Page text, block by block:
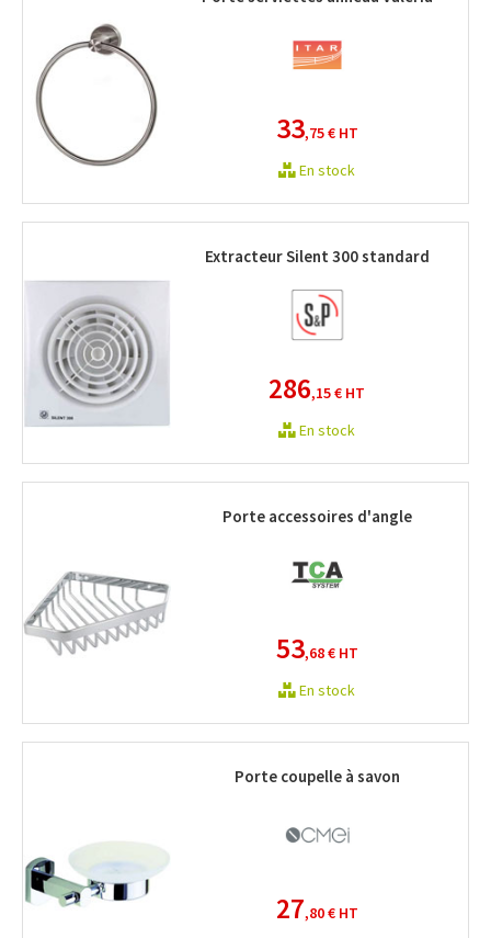
33,75 €HT
En stock
Extracteur Silent 300 standard
286,15 € HT
En stock
Porte accessoires d'angle
53,68 €HT
En stock
Porte coupelle à savon
27,80 €HT